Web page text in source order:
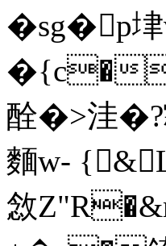
�sg�p垏
�{c�
酫�>洼
麵w-
敜